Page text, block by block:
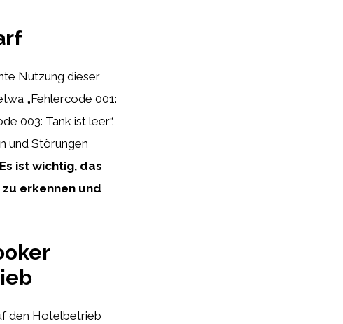
Nutzung dieser
„Fehlercode 001:
003: Tank ist leer“.
und Störungen
Es ist wichtig, das
erkennen und
den Hotelbetrieb